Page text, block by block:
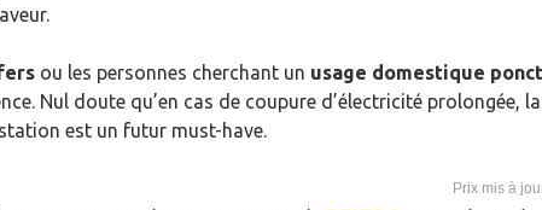
ou les personnes cherchant un usage domestique
Nul doute qu’en cas de coupure d’électricité prolongée,
est un futur must-have.